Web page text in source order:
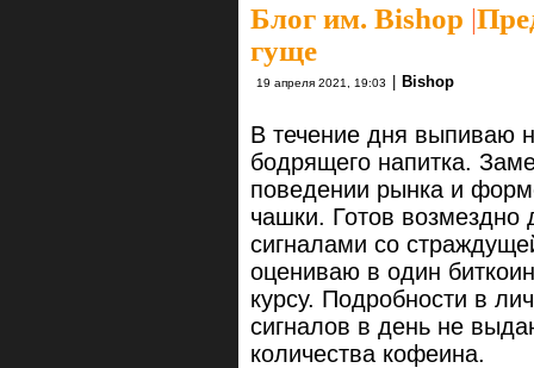
Блог им. Bishop |
гуще
19 апреля 2021, 19:03 | Bishop
В течение дня выпиваю
бодрящего напитка.
поведении рынка и
чашки. Готов возмездно
сигналами со
оцениваю в один
курсу. Подробности в
сигналов в день не
количества кофеина.